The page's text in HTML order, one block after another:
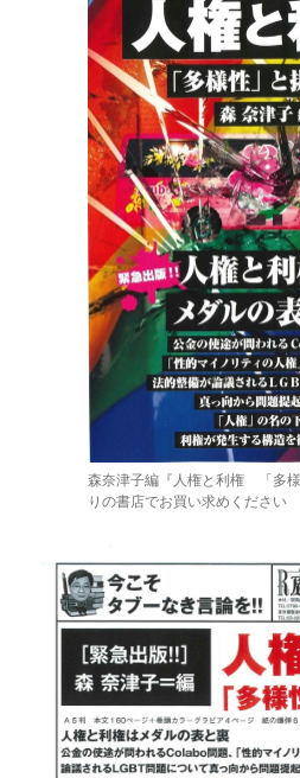
森奈津子編『人権と利権 「多
りの書店でお買い求めください